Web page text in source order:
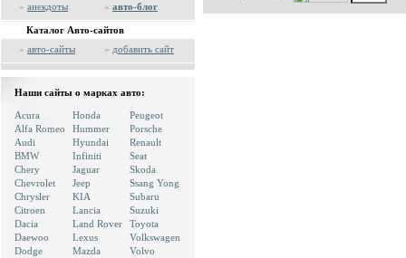
» анекдоты » авто-блог
Каталог Авто-сайтов
» авто-сайты » добавить сайт
Наши сайты о марках авто:
Acura
Alfa Romeo
Audi
BMW
Chery
Chevrolet
Chrysler
Citroen
Dacia
Daewoo
Dodge
Honda
Hummer
Hyundai
Infiniti
Jaguar
Jeep
KIA
Lancia
Land Rover
Lexus
Mazda
Peugeot
Porsche
Renault
Seat
Skoda
Ssang Yong
Subaru
Suzuki
Toyota
Volkswagen
Volvo